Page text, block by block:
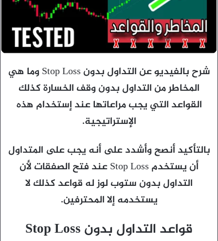
شرح بالفيديو عن التداول بدون Stop Loss وما هي
المخاطر من التداول بدون وقف الخسارة كذلك
القواعد التي يجب مراعاتها عند إستخدام هذه
الإستراتيجية.
بالتأكيد أنصح وأشدد على أنه يجب على المتداول
أن يستخدم Stop Loss عند فتح الصفقات لأن
التداول بدون ستوب لوز له قواعد كذلك لا
يستخدمه إلا المحترفين.
قواعد التداول بدون Stop Loss